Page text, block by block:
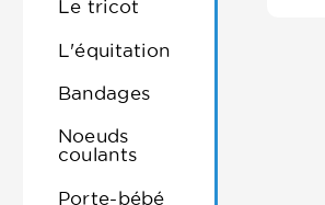
Le tricot
L'équitation
Bandages
Noeuds
coulants
Porte-bébé